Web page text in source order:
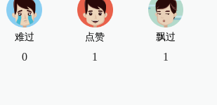
难过
0
点赞
1
飘过
1